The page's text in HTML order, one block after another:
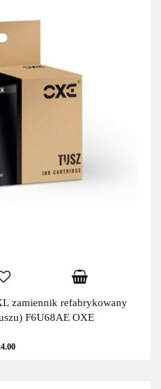
zamiennik refabrykowany
F6U68AE OXE